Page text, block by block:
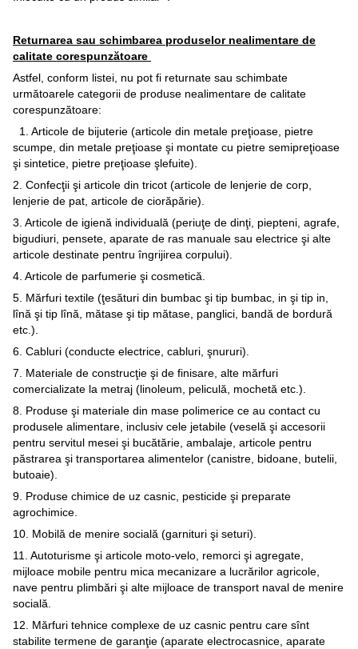
Returnarea sau schimbarea produselor nealimentare de
calitate corespunzătoare
Astfel, conform listei, nu pot fi returnate sau schimbate
următoarele categorii de produse nealimentare de calitate
corespunzătoare:
1. Articole de bijuterie (articole din metale preţioase, pietre
scumpe, din metale preţioase şi montate cu pietre semipreţioase
şi sintetice, pietre preţioase şlefuite).
2. Confecţii şi articole din tricot (articole de lenjerie de corp,
lenjerie de pat, articole de ciorăpărie).
3. Articole de igienă individuală (periuţe de dinţi, piepteni, agrafe,
bigudiuri, pensete, aparate de ras manuale sau electrice şi alte
articole destinate pentru îngrijirea corpului).
4. Articole de parfumerie şi cosmetică.
5. Mărfuri textile (ţesături din bumbac şi tip bumbac, in şi tip in,
lînă şi tip lînă, mătase şi tip mătase, panglici, bandă de bordură
etc.).
6. Cabluri (conducte electrice, cabluri, şnururi).
7. Materiale de construcţie şi de finisare, alte mărfuri
comercializate la metraj (linoleum, peliculă, mochetă etc.).
8. Produse şi materiale din mase polimerice ce au contact cu
produsele alimentare, inclusiv cele jetabile (veselă şi accesorii
pentru servitul mesei şi bucătărie, ambalaje, articole pentru
păstrarea şi transportarea alimentelor (canistre, bidoane, butelii,
butoaie).
9. Produse chimice de uz casnic, pesticide şi preparate
agrochimice.
10. Mobilă de menire socială (garnituri şi seturi).
11. Autoturisme şi articole moto-velo, remorci şi agregate,
mijloace mobile pentru mica mecanizare a lucrărilor agricole,
nave pentru plimbări şi alte mijloace de transport naval de menire
socială.
12. Mărfuri tehnice complexe de uz casnic pentru care sînt
stabilite termene de garanţie (aparate electrocasnice, aparate